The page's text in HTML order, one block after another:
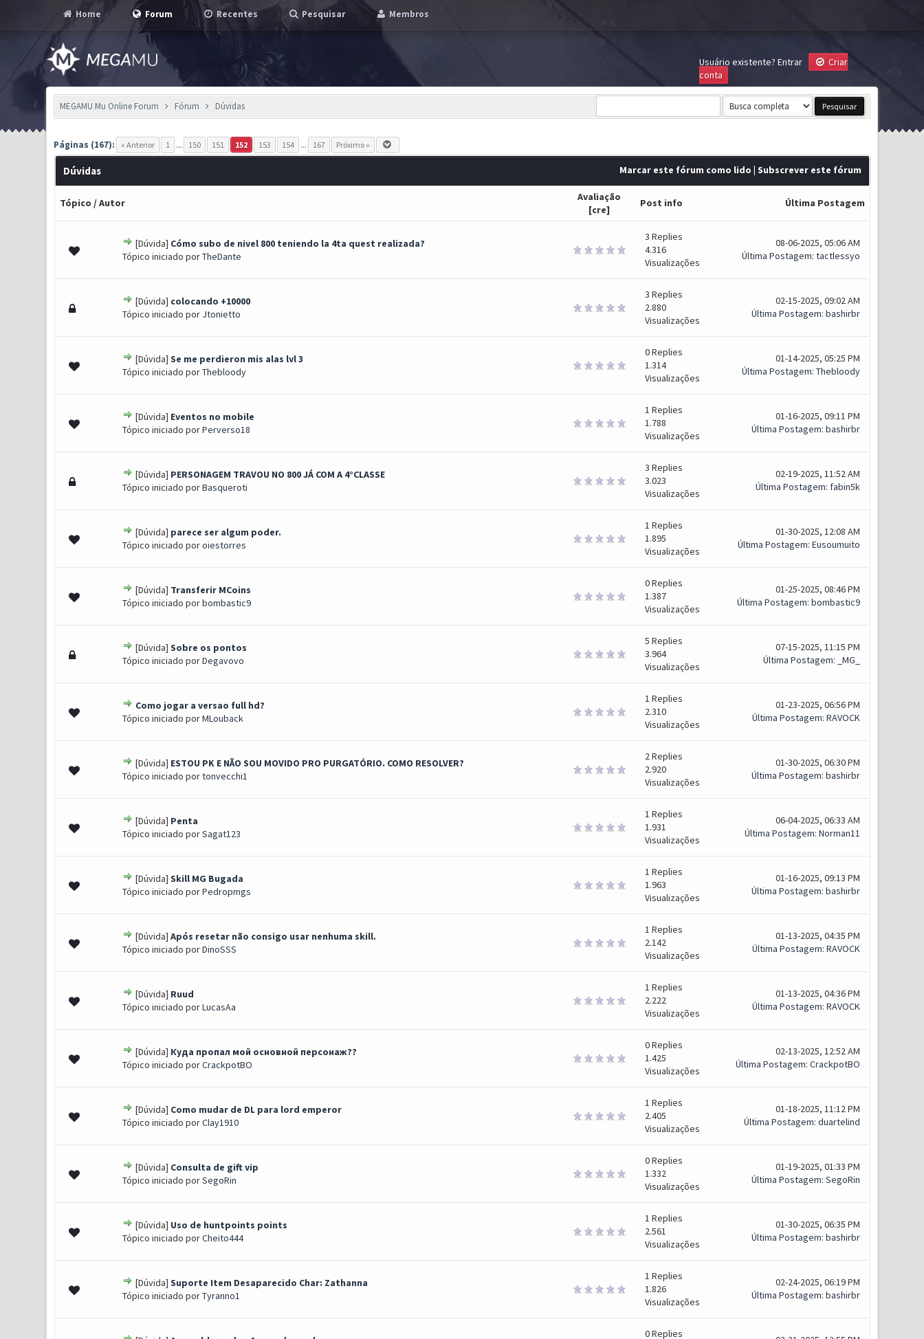
Home Forum Recentes Pesquisar Membros
Usuário existente? Entrar
Criar
conta
MEGAMU Mu Online Forum Fórum Dúvidas
Páginas (167): « Anterior 1 ... 150 151 152 153 154 ... 167 Próximo »
Marcar este fórum como lido | Subscrever este fórum
Dúvidas
Tópico /Autor
Avaliação
[cre]
Post info Última Postagem
[Dúvida] Cómo subo de nivel 800 teniendo la 4ta quest realizada?
Tópico iniciado porTheDante
0 Voto(s) - 0 de 5 em média
1 2345
3 Replies
4.316
Visualizações
08-06-2025, 05:06 AM
Última Postagem: tactlessyo
[Dúvida] colocando +10000
Tópico iniciado por Jtonietto
0 Voto(s) - 0 de 5 em média
1234
3 Replies
2.880
Visualizações
02-15-2025, 09:02 AM
Última Postagem: bashirbr
[Dúvida] Se me perdieron mis alas lvl 3
Tópico iniciado porThebloody
0 Voto(s) - 0 de 5 em média
123 45
0Replies
1.314
Visualizações
01-14-2025, 05:25 PM
Última Postagem: Thebloody
[Dúvida] Eventos no mobile
Tópico iniciado porPerverso18
0 Voto(s) - 0 de 5 em média
12345
1 Replies
1.788
Visualizações
01-16-2025, 09:11 PM
Última Postagem: bashirbr
[Dúvida] PERSONAGEM TRAVOU NO 800 JÁ COM A 4°CLASSE
Tópico iniciado porBasqueroti
0 Voto(s) - 0 de 5 em média
2345
3 Replies
3.023
Visualizações
02-19-2025, 11:52 AM
Última Postagem: fabin5k
[Dúvida] parece ser algum poder.
Tópico iniciado poroiestorres
0 Voto(s) - 0 de 5 em média
12345
1 Replies
1.895
Visualizações
01-30-2025, 12:08 AM
Última Postagem: Eusoumuito
[Dúvida] Transferir MCoins
Tópico iniciado porbombastic9
0 Voto(s) - 0 de 5 em média
1234
0Replies
1.387
Visualizações
01-25-2025, 08:46 PM
Última Postagem: bombastic9
[Dúvida] Sobre os pontos
Tópico iniciado porDegavovo
0 Voto(s) - 0 de 5 em média
123
5 Replies
3.964
Visualizações
07-15-2025, 11:15 PM
Última Postagem: _MG_
Como jogar a versao full hd?
Tópico iniciado porMLouback
0 Voto(s) - 0 de 5 em média
1 23 45
1 Replies
2.310
Visualizações
01-23-2025, 06:56 PM
Última Postagem: RAVOCK
[Dúvida] ESTOU PK E NÃO SOU MOVIDO PRO PURGATÓRIO. COMO RESOLVER?
Tópico iniciado portonvecchi1
0 Voto(s) - 0 de 5 em média
12 345
2Replies
2.920
Visualizações
01-30-2025, 06:30 PM
Última Postagem: bashirbr
[Dúvida] Penta
Tópico iniciado porSagat123
0 Voto(s) - 0 de 5 em média
1 Replies
1.931
Visualizações
06-04-2025, 06:33 AM
Última Postagem: Norman11
[Dúvida] Skill MG Bugada
Tópico iniciado porPedropmgs
0 Voto(s) - 0 de 5 em média
123
1 Replies
1.963
Visualizações
01-16-2025, 09:13 PM
Última Postagem: bashirbr
[Dúvida] Após resetar não consigo usar nenhuma skill.
Tópico iniciado porDinoSSS
0 Voto(s) - 0 de 5 em média
12345
1 Replies
2.142
Visualizações
01-13-2025, 04:35 PM
Última Postagem: RAVOCK
[Dúvida] Ruud
Tópico iniciado porLucasAa
0 Voto(s) - 0 de 5 em média
1 Replies
2.222
Visualizações
01-13-2025, 04:36 PM
Última Postagem: RAVOCK
[Dúvida] Куда пропал мой основной персонаж??
Tópico iniciado porCrackpotBO
0 Voto(s) - 0 de 5 em média
1234 5
0Replies
1.425
Visualizações
02-13-2025, 12:52 AM
Última Postagem: CrackpotBO
[Dúvida] Como mudar de DL para lord emperor
Tópico iniciado porClay1910
0 Voto(s) - 0 de 5 em média
12 345
1 Replies
2.405
Visualizações
01-18-2025, 11:12 PM
Última Postagem: duartelind
[Dúvida] Consulta de gift vip
Tópico iniciado porSegoRin
0 Voto(s) - 0 de 5 em média
12345
0Replies
1.332
Visualizações
01-19-2025, 01:33 PM
Última Postagem: SegoRin
[Dúvida] Uso de huntpoints points
Tópico iniciado porCheito444
0 Voto(s) - 0 de 5 em média
123 45
1 Replies
2.561
Visualizações
01-30-2025, 06:35 PM
Última Postagem: bashirbr
[Dúvida] Suporte Item Desaparecido Char: Zathanna
Tópico iniciado porTyranno1
0 Voto(s) - 0 de 5 em média
12345
1 Replies
1.826
Visualizações
02-24-2025, 06:19 PM
Última Postagem: bashirbr
0Replies